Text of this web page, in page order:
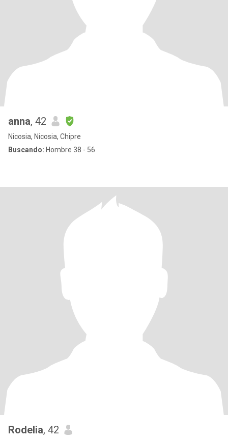
anna, 42
Nicosia, Nicosia, Chipre
Buscando: Hombre 38 - 56
Rodelia, 42